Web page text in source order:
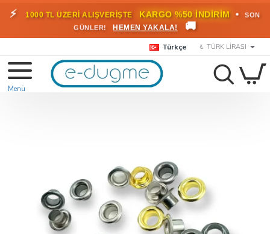
🎁 2000 TL ÜZERİ SİPARİŞLERDE KARGO BEDAVA! •
HEMEN
FAYDALANIN
🚚
Türkçe ₺ TÜRK LIRASI